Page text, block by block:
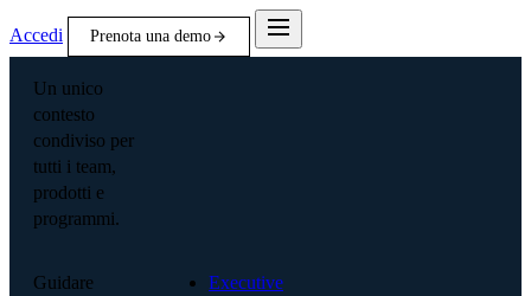
Accedi Prenota una demo
Un unico
contesto
condiviso per
tutti i team,
prodotti e
programmi.
Guidare
Executive